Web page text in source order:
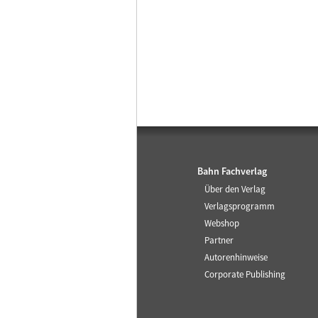
Bahn Fachverlag
Über den Verlag
Verlagsprogramm
Webshop
Partner
Autorenhinweise
Corporate Publishing